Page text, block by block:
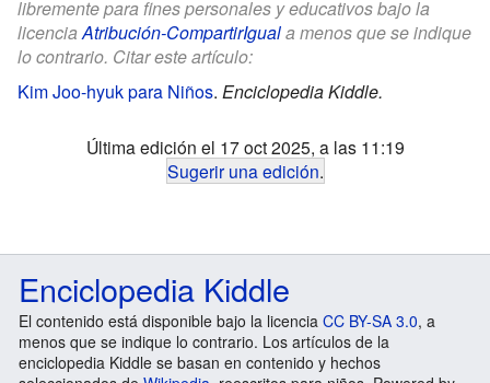
libremente para fines personales y educativos bajo la
licenciaAtribución-CompartirIguala menos que se indique
lo contrario. Citar este artículo:
Kim Joo-hyuk para Niños. Enciclopedia Kiddle.
Última edición el 17 oct 2025, a las 11:19
Sugerir una edición.
Enciclopedia Kiddle
El contenido está disponible bajo la licencia CC BY-SA 3.0, a
menos que se indique lo contrario. Los artículos de la
enciclopedia Kiddle se basan en contenido y hechos